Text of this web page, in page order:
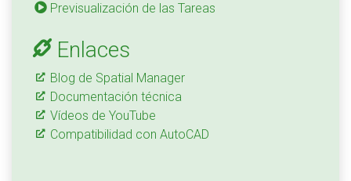
Previsualización de las Tareas
Enlaces
Blog de Spatial Manager
Documentación técnica
Vídeos de YouTube
Compatibilidad con AutoCAD